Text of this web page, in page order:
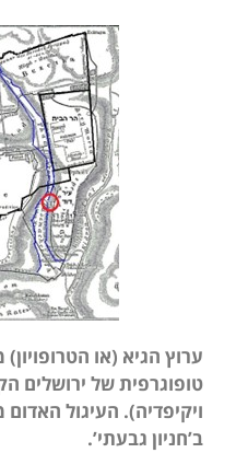
ערוץ הגיא (או
טופוגרפית של ירושלים
ויקיפדיה). העיגול
ב’חניון גבעתי’.